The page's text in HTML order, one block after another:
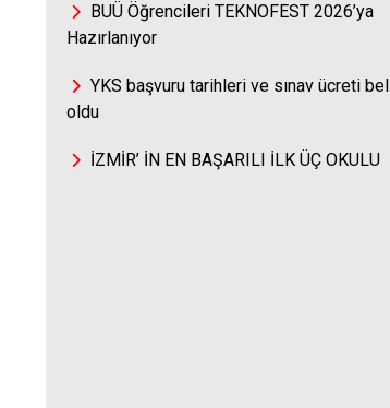
BUÜ Öğrencileri TEKNOFEST 2026’ya
Hazırlanıyor
YKS başvuru tarihleri ve sınav ücreti
oldu
İZMİR’ İN EN BAŞARILI İLK ÜÇ OKULU